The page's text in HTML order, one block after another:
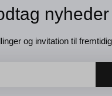
og invitation til